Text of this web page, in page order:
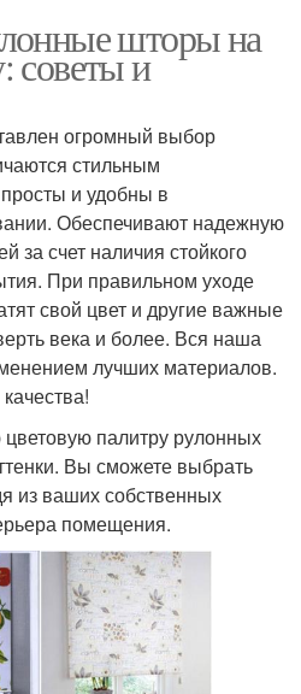
шторы на
советы и
огромный выбор
стильным
и удобны в
Обеспечивают надежную
за счет наличия стойкого
При правильном уходе
свой цвет и другие важные
века и более. Вся наша
лучших материалов.
палитру рулонных
Вы сможете выбрать
из ваших собственных
помещения.